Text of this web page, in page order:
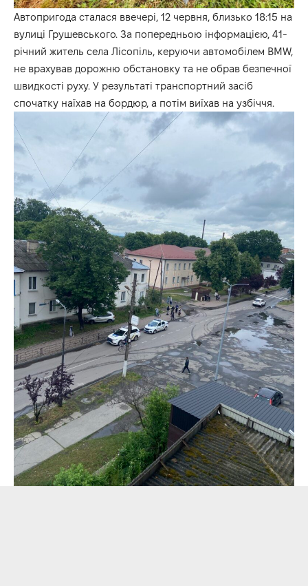
Автопригода сталася ввечері, 12 червня, близько 18:15 на
вулиці Грушевського. За попередньою інформацією, 41-
річний житель села Лісопіль, керуючи автомобілем BMW,
не врахував дорожню обстановку та не обрав безпечної
швидкості руху. У результаті транспортний засіб
спочатку наїхав на бордюр, а потім виїхав на узбіччя.